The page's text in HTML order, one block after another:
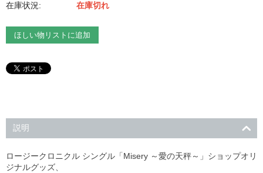
在庫状況:
在庫切れ
ほしい物リストに追加
説明
ロージークロニクル シングル「Misery ～愛の天秤～」ショップオリ
ジナルグッズ、